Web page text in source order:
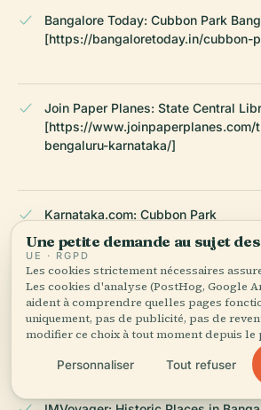
Bangalore Today: Cubbon Park
[https://bangaloretoday.in/cubbon-
Join Paper Planes: State Central
[https://
bengaluru-karnataka/]
Karnataka.com: Cubbon Park
[https://www.karnataka.com/
Wanderlog: Weather for Bengaluru
[https://wanderlog.com/place/
memorial-hall-state-central-library]
Une petite demande au sujet
UE · RGPD
Les cookies strictement nécessaires
Les cookies d'analyse (PostHog, Google
aident à comprendre quelles pages
uniquement, pas de publicité, pas de
modifier ce choix à tout moment depuis le
Personnaliser Tout refuser